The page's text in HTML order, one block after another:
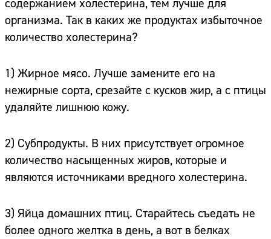
содержанием холестерина, тем лучше для
организма. Так в каких же продуктах избыточное
количество холестерина?
1) Жирное мясо. Лучше замените его на
нежирные сорта, срезайте с кусков жир, а с птицы
удаляйте лишнюю кожу.
2) Субпродукты. В них присутствует огромное
количество насыщенных жиров, которые и
являются источниками вредного холестерина.
3) Яйца домашних птиц. Старайтесь съедать не
более одного желтка в день, а вот в белках